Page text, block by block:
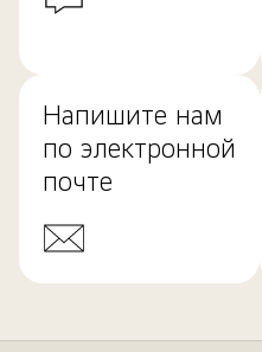
Напишите нам
по электронной
почте